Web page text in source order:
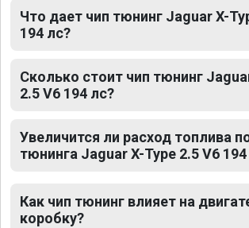
Что дает чип тюнинг Jaguar X-
194 лс?
Сколько стоит чип тюнинг
2.5 V6 194 лс?
Увеличится ли расход топлива
тюнинга Jaguar X-Type 2.5 V6
Как чип тюнинг влияет на
коробку?